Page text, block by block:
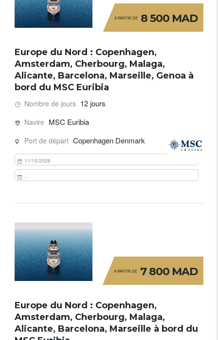
A PARTIR DE 8 500 MAD
Europe du Nord : Copenhagen,
Amsterdam, Cherbourg, Malaga,
Alicante, Barcelona, Marseille, Genoa à
bord du MSC Euribia
Nombre de jours 12 jours
Navire MSC Euribia
Port de départ Copenhagen Denmark
11/10/2026
...
A PARTIR DE 7 800 MAD
Europe du Nord : Copenhagen,
Amsterdam, Cherbourg, Malaga,
Alicante, Barcelona, Marseille à bord du